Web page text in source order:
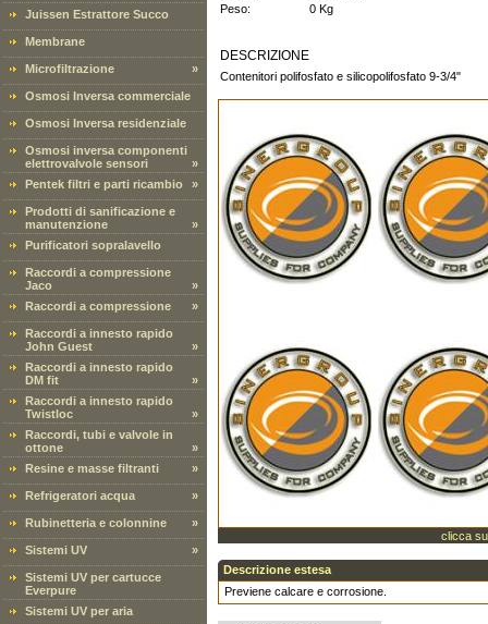
Juissen Estrattore Succo
Membrane
Microfiltrazione »
Osmosi Inversa commerciale
Osmosi Inversa residenziale
Osmosi inversa componenti
elettrovalvole sensori
»
Pentek filtri e parti ricambio
»
Prodotti di sanificazione e
manutenzione
»
Purificatori sopralavello
Raccordi a compressione
Jaco
»
Raccordi a compressione
»
Raccordi a innesto rapido
John Guest
»
Raccordi a innesto rapido
DM fit
»
Raccordi a innesto rapido
Twistloc
»
Raccordi, tubi e valvole in
ottone
»
Resine e masse filtranti
»
Refrigeratori acqua »
Rubinetteria e colonnine »
Sistemi UV »
Sistemi UV per cartucce
Everpure
Sistemi UV per aria
Peso:
0 Kg
DESCRIZIONE
Contenitori polifosfato e silicopolifosfato 9-3/4"
clicca
Descrizione estesa
Previene calcare e corrosione.